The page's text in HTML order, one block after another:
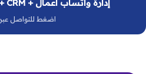
إدارة واتساب أعمال + CRM + أتمتة مع Whats360
اضغط للتواصل